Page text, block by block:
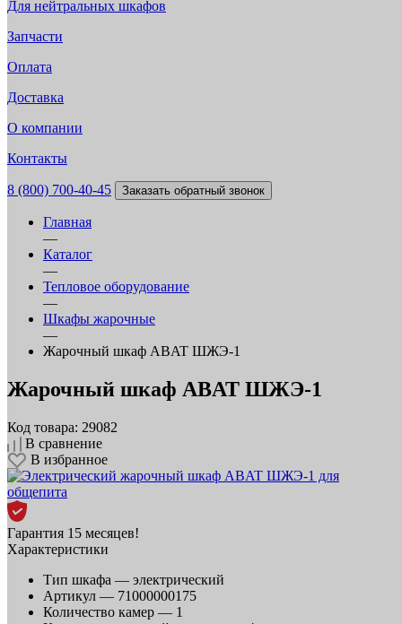
Для нейтральных шкафов
Запчасти
Оплата
Доставка
О компании
Контакты
8 (800) 700-40-45 Заказать обратный звонок
Главная
—
Каталог
—
Тепловое оборудование
—
Шкафы жарочные
—
Жарочный шкаф ABAT ШЖЭ‑1
Жарочный шкаф ABAT ШЖЭ‑1
Код товара: 29082
В сравнение
В избранное
Гарантия 15 месяцев!
Характеристики
Тип шкафа — электрический
Артикул — 71000000175
Количество камер — 1